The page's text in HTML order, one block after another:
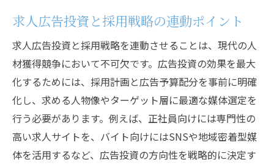
求人広告投資と採用戦略の連動ポイント
求人広告投資と採用戦略を連動させることは、現代の人
材獲得競争において不可欠です。広告投資の効果を最大
化するためには、採用計画と広告予算配分を事前に明確
化し、求める人物像やターゲット層に最適な媒体選定を
行う必要があります。例えば、正社員向けには専門性の
高い求人サイトを、バイト向けにはSNSや地域密着型媒
体を活用するなど、広告投資の方向性を戦略的に決定す